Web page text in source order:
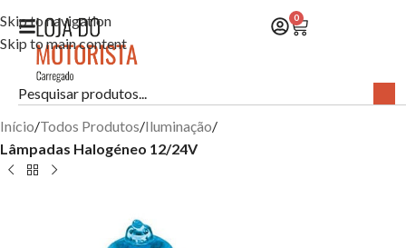
Skip to navigation
Skip to main content
0
Início Todos Produtos Iluminação
Lâmpadas Halogéneo 12/24V